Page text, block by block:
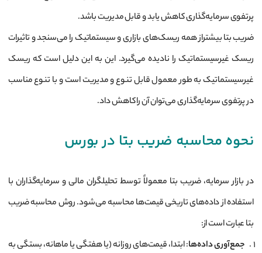
پرتفوی سرمایه‌گذاری کاهش یابد و قابل مدیریت باشد.
ضریب بتا بیشتراز همه ریسک‌های بازاری و سیستماتیک را می‌سنجد و تاثیرات
ریسک غیرسیستماتیک را نادیده می‌گیرد. این به این دلیل است که ریسک
غیرسیستماتیک به طور معمول قابل تنوع و مدیریت است و با تنوع مناسب
در پرتفوی سرمایه‌گذاری می‌توان آن را کاهش داد.
نحوه محاسبه ضریب بتا در بورس
در بازار سرمایه، ضریب بتا معمولاً توسط تحلیلگران مالی و سرمایه‌گذاران با
استفاده از داده‌های تاریخی قیمت‌ها محاسبه می‌شود. روش محاسبه ضریب
بتا عبارت است از:
جمع‌آوری داده‌ها: ابتدا، قیمت‌های روزانه (یا هفتگی یا ماهانه، بستگی به